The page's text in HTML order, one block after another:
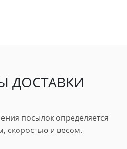
ДОСТАВКИ
посылок определяется
скоростью и весом.